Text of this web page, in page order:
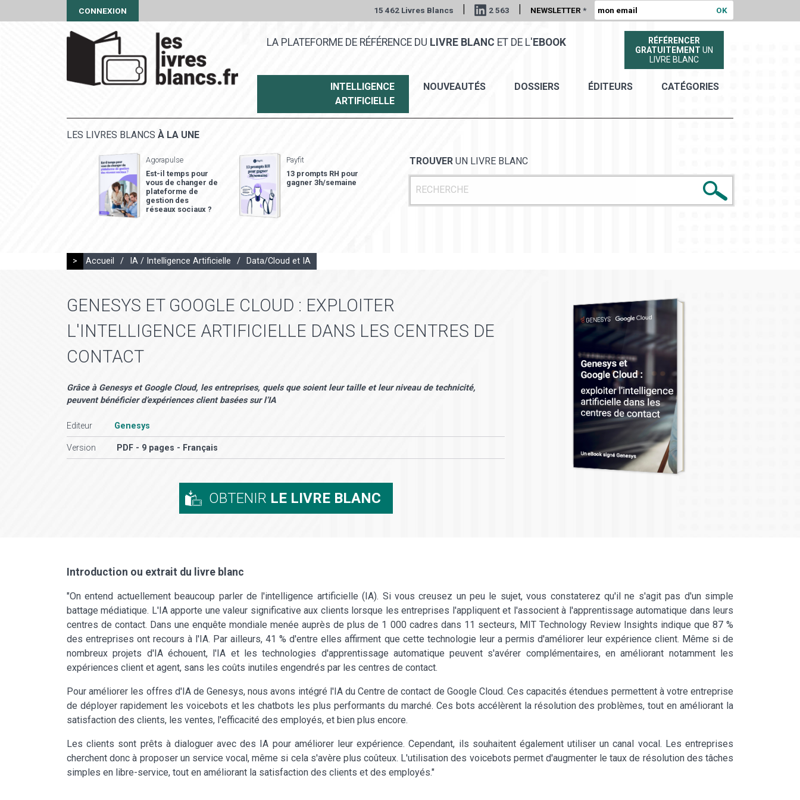
CONNEXION 15 462 Livres Blancs | 2 563 | NEWSLETTER *
LA PLATEFORME DE RÉFÉRENCE DU LIVRE BLANC ET DE L' EBOOK
RÉFÉRENCER
GRATUITEMENT UN
LIVRE BLANC
INTELLIGENCE
ARTIFICIELLE
NOUVEAUTÉS DOSSIERS ÉDITEURS CATÉGORIES
LES LIVRES BLANCS À LA UNE
Agorapulse
Est-il temps pour
vous de changer de
plateforme de
gestion des
réseaux sociaux ?
Payfit
13 prompts RH pour
gagner 3h/semaine
TROUVER UN LIVRE BLANC
> Accueil / IA / Intelligence Artificielle / Data/Cloud et IA
GENESYS ET GOOGLE CLOUD : EXPLOITER
L'INTELLIGENCE ARTIFICIELLE DANS LES CENTRES DE
CONTACT
Grâce à Genesys et Google Cloud, les entreprises, quels que soient leur taille et leur niveau de technicité,
peuvent bénéficier d’expériences client basées sur l’IA
Editeur Genesys
Version PDF - 9 pages - Français
OBTENIR LE LIVRE BLANC
Introduction ou extrait du livre blanc
"On entend actuellement beaucoup parler de l'intelligence artificielle (IA). Si vous creusez un peu le sujet, vous constaterez qu'il ne s'agit pas d'un simple
battage médiatique. L'IA apporte une valeur significative aux clients lorsque les entreprises l'appliquent et l'associent à l'apprentissage automatique dans leurs
centres de contact. Dans une enquête mondiale menée auprès de plus de 1 000 cadres dans 11 secteurs, MIT Technology Review Insights indique que 87 %
des entreprises ont recours à l'IA. Par ailleurs, 41 % d'entre elles affirment que cette technologie leur a permis d'améliorer leur expérience client. Même si de
nombreux projets d'IA échouent, l'IA et les technologies d'apprentissage automatique peuvent s'avérer complémentaires, en améliorant notamment les
expériences client et agent, sans les coûts inutiles engendrés par les centres de contact.
Pour améliorer les offres d'IA de Genesys, nous avons intégré l'IA du Centre de contact de Google Cloud. Ces capacités étendues permettent à votre entreprise
de déployer rapidement les voicebots et les chatbots les plus performants du marché. Ces bots accélèrent la résolution des problèmes, tout en améliorant la
satisfaction des clients, les ventes, l'efficacité des employés, et bien plus encore.
Les clients sont prêts à dialoguer avec des IA pour améliorer leur expérience. Cependant, ils souhaitent également utiliser un canal vocal. Les entreprises
cherchent donc à proposer un service vocal, même si cela s'avère plus coûteux. L'utilisation des voicebots permet d'augmenter le taux de résolution des tâches
simples en libre-service, tout en améliorant la satisfaction des clients et des employés."